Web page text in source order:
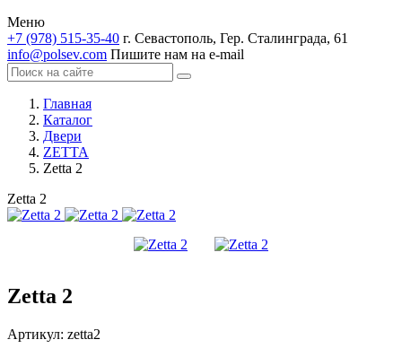
Меню
+7 (978) 515-35-40 г. Севастополь, Гер. Сталинграда, 61
info@polsev.com Пишите нам на e-mail
Главная
Каталог
Двери
ZETTA
Zetta 2
Zetta 2
Zetta 2
Артикул: zetta2